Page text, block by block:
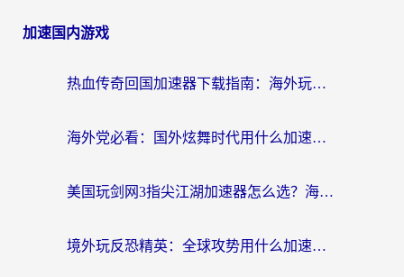
加速国内游戏
热血传奇回国加速器下载指南：海外玩家如何流畅砍怪不卡顿？
海外党必看：国外炫舞时代用什么加速器比较好？解决延迟卡顿的终极方案
美国玩剑网3指尖江湖加速器怎么选？海外党亲测避坑指南
境外玩反恐精英：全球攻势用什么加速器？2026海外玩家亲测实用指南